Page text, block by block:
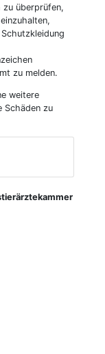
überprüfen,
zu melden.
weitere
Schäden zu